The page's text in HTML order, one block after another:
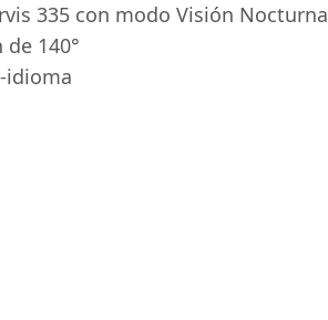
335 con modo Visión Nocturna
140°
idioma